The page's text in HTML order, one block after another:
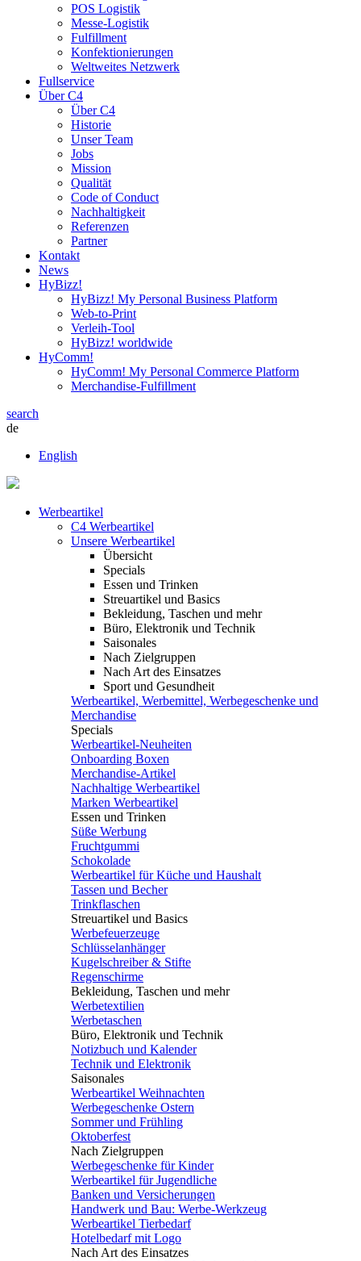
POS Logistik
Messe-Logistik
Fulfillment
Konfektionierungen
Weltweites Netzwerk
Fullservice
Über C4
Über C4
Historie
Unser Team
Jobs
Mission
Qualität
Code of Conduct
Nachhaltigkeit
Referenzen
Partner
Kontakt
News
HyBizz!
HyBizz! My Personal Business Platform
Web-to-Print
Verleih-Tool
HyBizz! worldwide
HyComm!
HyComm! My Personal Commerce Platform
Merchandise-Fulfillment
search
de
English
Werbeartikel
C4 Werbeartikel
Unsere Werbeartikel
Übersicht
Specials
Essen und Trinken
Streuartikel und Basics
Bekleidung, Taschen und mehr
Büro, Elektronik und Technik
Saisonales
Nach Zielgruppen
Nach Art des Einsatzes
Sport und Gesundheit
Werbeartikel, Werbemittel, Werbegeschenke und
Merchandise
Specials
Werbeartikel-Neuheiten
Onboarding Boxen
Merchandise-Artikel
Nachhaltige Werbeartikel
Marken Werbeartikel
Essen und Trinken
Süße Werbung
Fruchtgummi
Schokolade
Werbeartikel für Küche und Haushalt
Tassen und Becher
Trinkflaschen
Streuartikel und Basics
Werbefeuerzeuge
Schlüsselanhänger
Kugelschreiber & Stifte
Regenschirme
Bekleidung, Taschen und mehr
Werbetextilien
Werbetaschen
Büro, Elektronik und Technik
Notizbuch und Kalender
Technik und Elektronik
Saisonales
Werbeartikel Weihnachten
Werbegeschenke Ostern
Sommer und Frühling
Oktoberfest
Nach Zielgruppen
Werbegeschenke für Kinder
Werbeartikel für Jugendliche
Banken und Versicherungen
Handwerk und Bau: Werbe-Werkzeug
Werbeartikel Tierbedarf
Hotelbedarf mit Logo
Nach Art des Einsatzes